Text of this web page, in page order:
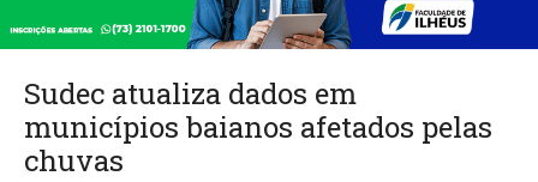
Sudec atualiza dados em
municípios baianos afetados pelas
chuvas